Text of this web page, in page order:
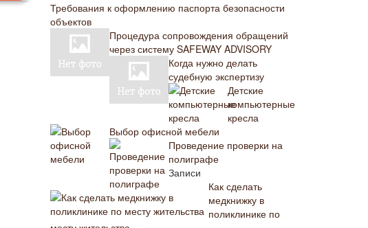
Требования к оформлению паспорта безопасности
объектов
Процедура сопровождения обращений
через систему SAFEWAY ADVISORY
Когда нужно делать
судебную экспертизу
Детские
компьютерные
кресла
Выбор офисной мебели
Проведение проверки на
полиграфе
Записи
Как сделать
медкнижку в
поликлинике по